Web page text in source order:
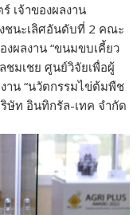
เจ้าของผลงาน
ชนะเลิศอันดับที่ 2 คณะ
งผลงาน “ขนมขบเคี้ยว
ชมเชย ศูนย์วิจัยเพื่อผู้
าน “นวัตกรรมไข่ต้มพืช
ษัท อินทิกรัล-เทค จำกัด